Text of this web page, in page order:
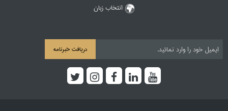
انتخاب زبان
دریافت خبرنامه